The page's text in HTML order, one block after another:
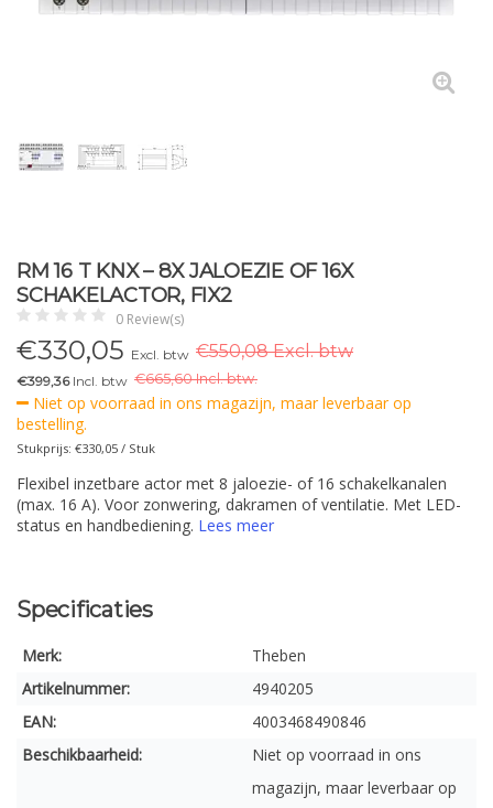
RM 16 T KNX – 8X JALOEZIE OF 16X
SCHAKELACTOR, FIX2
0 Review(s)
€330,05 Excl. btw €550,08 Excl. btw
€399,36Incl. btw €665,60 Incl. btw.
Niet op voorraad in ons magazijn, maar leverbaar op
bestelling.
Stukprijs: €330,05 / Stuk
Flexibel inzetbare actor met 8 jaloezie- of 16 schakelkanalen
(max. 16 A). Voor zonwering, dakramen of ventilatie. Met LED-
status en handbediening. Lees meer
Specificaties
Merk:
Theben
Artikelnummer:
4940205
EAN:
4003468490846
Beschikbaarheid:
Niet op voorraad in ons
magazijn, maar leverbaar op